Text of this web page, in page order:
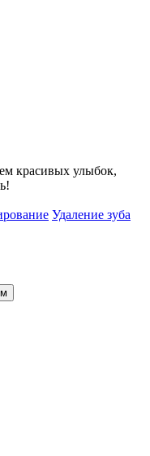
красивых улыбок,
Удаление зуба